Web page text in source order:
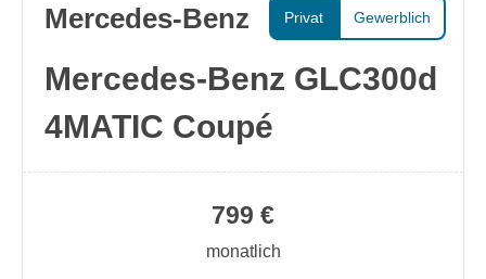
Privat Gewerblich
Mercedes-Benz
Mercedes-Benz GLC300d
4MATIC Coupé
799 €
monatlich